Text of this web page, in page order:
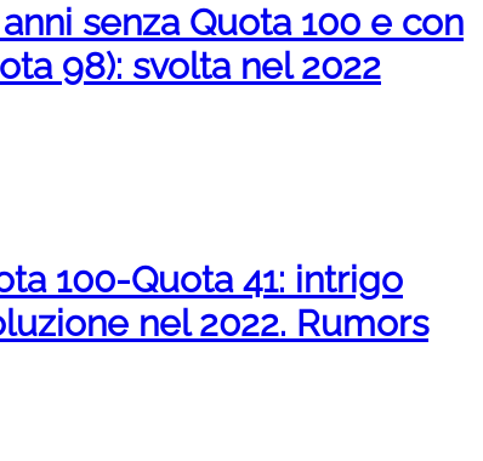
senza Quota 100 e con
98): svolta nel 2022
100-Quota 41: intrigo
nel 2022. Rumors